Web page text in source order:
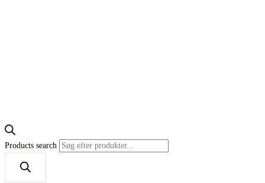
Products search